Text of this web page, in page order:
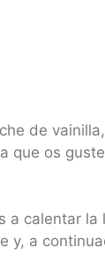
de
que os
a calentar la
a